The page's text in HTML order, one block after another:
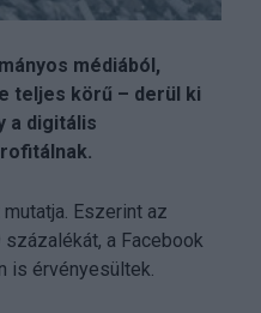
médiából,
teljes körű – derül ki
a digitális
Eszerint az
a Facebook
is érvényesültek.